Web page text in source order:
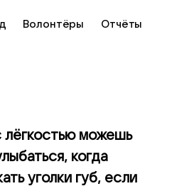
Волонтёры Отчёты
лёгкостью можешь
когда
уголки губ, если